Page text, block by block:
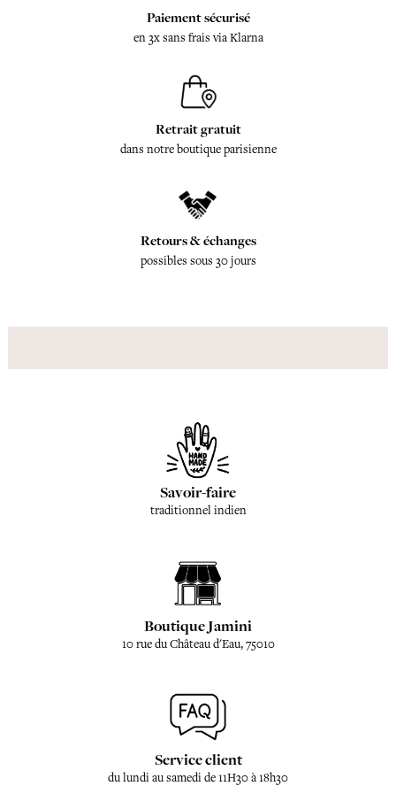
Paiement sécurisé
en 3x sans frais via Klarna
Retrait gratuit
dans notre boutique parisienne
Retours & échanges
possibles sous 30 jours
Savoir-faire
traditionnel indien
Boutique Jamini
10 rue du Château d'Eau, 75010
Service client
du lundi au samedi de 11H30 à 18h30